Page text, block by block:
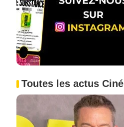
Toutes les actus Ciné